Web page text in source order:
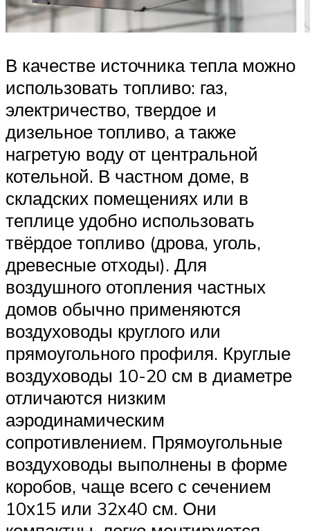
В качестве источника тепла можно
использовать топливо: газ,
электричество, твердое и
дизельное топливо, а также
нагретую воду от центральной
котельной. В частном доме, в
складских помещениях или в
теплице удобно использовать
твёрдое топливо (дрова, уголь,
древесные отходы). Для
воздушного отопления частных
домов обычно применяются
воздуховоды круглого или
прямоугольного профиля. Круглые
воздуховоды 10-20 см в диаметре
отличаются низким
аэродинамическим
сопротивлением. Прямоугольные
воздуховоды выполнены в форме
коробов, чаще всего с сечением
10х15 или 32х40 см. Они